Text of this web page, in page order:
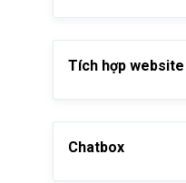
Tích hợp website
Chatbox